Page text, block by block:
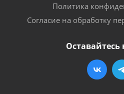
Политика
Согласие на обработку
Оставайтесь